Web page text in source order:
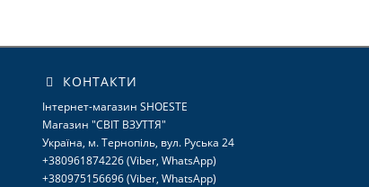
КОНТАКТИ
Інтернет-магазин SHOESTE
Магазин "СВІТ ВЗУТТЯ"
Україна, м. Тернопіль, вул. Руська 24
+380961874226 (Viber, WhatsApp)
+380975156696 (Viber, WhatsApp)